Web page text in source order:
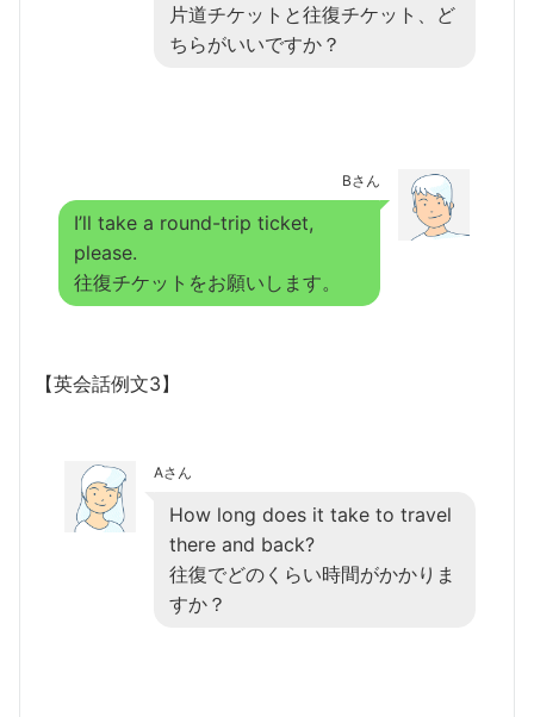
片道チケットと往復チケット、ど
ちらがいいですか？
Bさん
I’ll take a round-trip ticket,
please.
往復チケットをお願いします。
【英会話例文3】
Aさん
How long does it take to travel
there and back?
往復でどのくらい時間がかかりま
すか？